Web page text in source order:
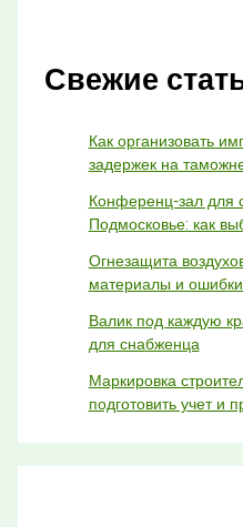
Свежие
Как организовать
задержек на
Конференц-зал для
Подмосковье: как
Огнезащита
материалы и
Валик под каждую
для снабженца
Маркировка
подготовить учет и